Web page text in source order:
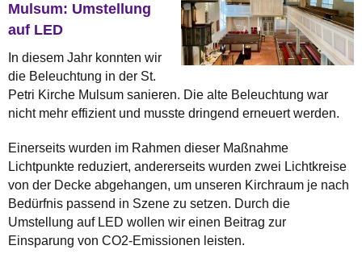
Mulsum: Umstellung
auf LED
In diesem Jahr konnten wir
die Beleuchtung in der St.
Petri Kirche Mulsum sanieren. Die alte Beleuchtung war
nicht mehr effizient und musste dringend erneuert werden.
Einerseits wurden im Rahmen dieser Maßnahme
Lichtpunkte reduziert, andererseits wurden zwei Lichtkreise
von der Decke abgehangen, um unseren Kirchraum je nach
Bedürfnis passend in Szene zu setzen. Durch die
Umstellung auf LED wollen wir einen Beitrag zur
Einsparung von CO2-Emissionen leisten.